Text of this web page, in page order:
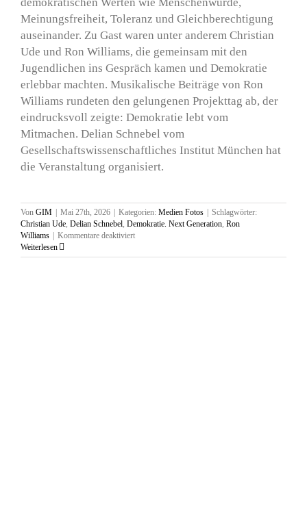
Meinungsfreiheit, Toleranz und Gleichberechtigung
auseinander. Zu Gast waren unter anderem Christian
Ude und Ron Williams, die gemeinsam mit den
Jugendlichen ins Gespräch kamen und Demokratie
erlebbar machten. Musikalische Beiträge von Ron
Williams rundeten den gelungenen Projekttag ab, der
eindrucksvoll zeigte: Demokratie lebt vom
Mitmachen. Delian Schnebel vom
Gesellschaftswissenschaftliches Institut München hat
die Veranstaltung organisiert.
Von GIM | Mai 27th, 2026 | Kategorien: Medien Fotos | Schlagwörter:
Christian Ude, Delian Schnebel, Demokratie. Next Generation, Ron
Williams | Kommentare deaktiviertfür
unsere
Weiterlesen